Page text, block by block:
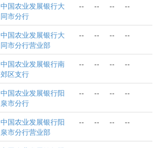
中国农业发展银行大
同市分行
-- -- -- --
中国农业发展银行大
同市分行营业部
-- -- -- --
中国农业发展银行南
郊区支行
-- -- -- --
中国农业发展银行阳
泉市分行
-- -- -- --
中国农业发展银行阳
泉市分行营业部
-- -- -- --